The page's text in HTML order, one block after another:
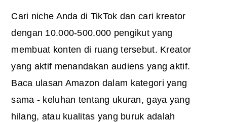
Cari niche Anda di TikTok dan cari kreator
dengan 10.000-500.000 pengikut yang
membuat konten di ruang tersebut. Kreator
yang aktif menandakan audiens yang aktif.
Baca ulasan Amazon dalam kategori yang
sama - keluhan tentang ukuran, gaya yang
hilang, atau kualitas yang buruk adalah